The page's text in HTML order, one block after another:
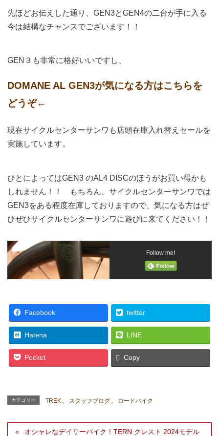
先ほどお伝えした通り、GEN3とGEN4の二台が手に入る
今は結構なチャンスでございます！！
GEN３も非常に格好いいですし、
DOMANE AL GEN3が気になる方はこちらを
どうぞ←
現在サイクルセンターサンワも店頭在庫入れ替えセールを
実施しています。
ひとによってはGEN3 のAL4 DISCのほうがお買い得かも
しれません！！ もちろん、サイクルセンターサンワでは
GEN3をある程度在庫しておりますので、気になる方はぜ
ひぜひサイクルセンターサンワに遊びに来てください！！
Follow me!
Facebook twitter
Hatena LINE
Pocket Copy
カテゴリー TREK スタッフブログ ロードバイク
オシャレなデイリーバイク！TERN クレスト 2024モデル